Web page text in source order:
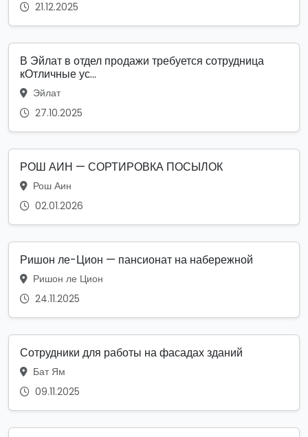
21.12.2025
В Эйлат в отдел продажи требуется сотрудница
кОтличные ус...
Эйлат
27.10.2025
РОШ АИН — СОРТИРОВКА ПОСЫЛОК
Рош Аин
02.01.2026
Ришон ле-Цион — пансионат на набережной
Ришон ле Цион
24.11.2025
Сотрудники для работы на фасадах зданий
Бат Ям
09.11.2025